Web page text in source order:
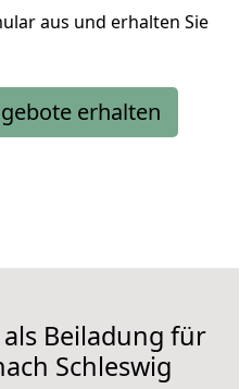
aus und erhalten Sie
erhalten
Beiladung für
Schleswig